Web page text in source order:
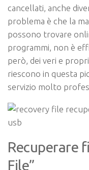
cancellati, anche
problema è che la
possono trovare
programmi, non è
però, dei veri e
riescono in questa
servizio molto
Recuperare
File”